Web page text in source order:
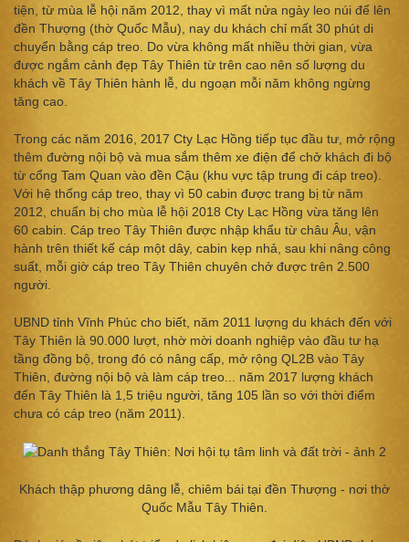
tiện, từ mùa lễ hội năm 2012, thay vì mất nửa ngày leo núi để lên
đền Thượng (thờ Quốc Mẫu), nay du khách chỉ mất 30 phút di
chuyển bằng cáp treo. Do vừa không mất nhiều thời gian, vừa
được ngắm cảnh đẹp Tây Thiên từ trên cao nên số lượng du
khách về Tây Thiên hành lễ, du ngoạn mỗi năm không ngừng
tăng cao.
Trong các năm 2016, 2017 Cty Lạc Hồng tiếp tục đầu tư, mở rộng
thêm đường nội bộ và mua sắm thêm xe điện để chở khách đi bộ
từ cổng Tam Quan vào đền Cậu (khu vực tập trung đi cáp treo).
Với hệ thống cáp treo, thay vì 50 cabin được trang bị từ năm
2012, chuẩn bị cho mùa lễ hội 2018 Cty Lạc Hồng vừa tăng lên
60 cabin. Cáp treo Tây Thiên được nhập khẩu từ châu Âu, vận
hành trên thiết kế cáp một dây, cabin kẹp nhả, sau khi nâng công
suất, mỗi giờ cáp treo Tây Thiên chuyên chở được trên 2.500
người.
UBND tỉnh Vĩnh Phúc cho biết, năm 2011 lượng du khách đến với
Tây Thiên là 90.000 lượt, nhờ mời doanh nghiệp vào đầu tư hạ
tầng đồng bộ, trong đó có nâng cấp, mở rộng QL2B vào Tây
Thiên, đường nội bộ và làm cáp treo... năm 2017 lượng khách
đến Tây Thiên là 1,5 triệu người, tăng 105 lần so với thời điểm
chưa có cáp treo (năm 2011).
Khách thập phương dâng lễ, chiêm bái tại đền Thượng - nơi thờ
Quốc Mẫu Tây Thiên.